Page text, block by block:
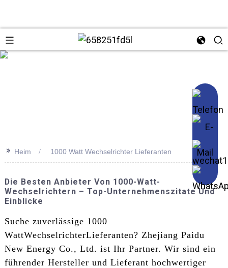
>> Heim 1000 Watt Wechselrichter Lieferanten
Die Besten Anbieter Von 1000-Watt-
Wechselrichtern – Top-Unternehmenszitate Und
Einblicke
Suche zuverlässige 1000
WattWechselrichterLieferanten? Zhejiang Paidu
New Energy Co., Ltd. ist Ihr Partner. Wir sind ein
führender Hersteller und Lieferant hochwertiger